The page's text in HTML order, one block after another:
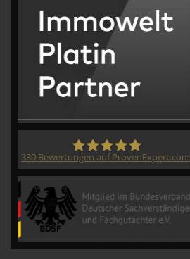
330 Bewertungen auf ProvenExpert.com